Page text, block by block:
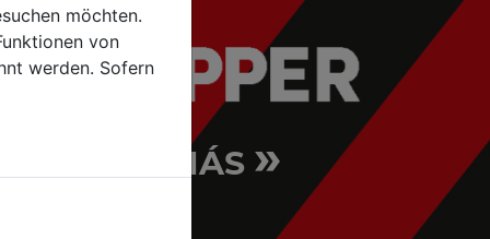
CONOCER MÁS »
möchten.
von
werden. Sofern